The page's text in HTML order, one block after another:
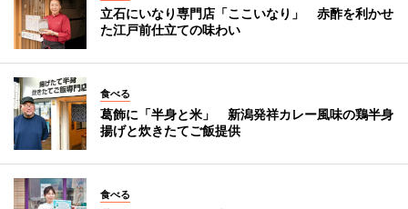
立石にいなり専門店「ここいなり」 赤酢を利かせ
た江戸前仕立ての味わい
食べる
葛飾に「半身と米」 新潟発祥カレー風味の鶏半身
揚げと炊きたてご飯提供
食べる